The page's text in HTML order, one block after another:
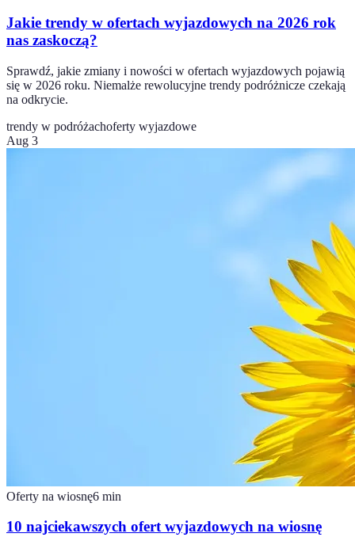
Jakie trendy w ofertach wyjazdowych na 2026 rok
nas zaskoczą?
Sprawdź, jakie zmiany i nowości w ofertach wyjazdowych pojawią
się w 2026 roku. Niemalże rewolucyjne trendy podróżnicze czekają
na odkrycie.
trendy w podróżachoferty wyjazdowe
Aug 3
Oferty na wiosnę6 min
10 najciekawszych ofert wyjazdowych na wiosnę